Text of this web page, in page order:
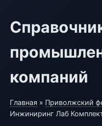
компаний
Главная » Приволжский
Инжиниринг Лаб